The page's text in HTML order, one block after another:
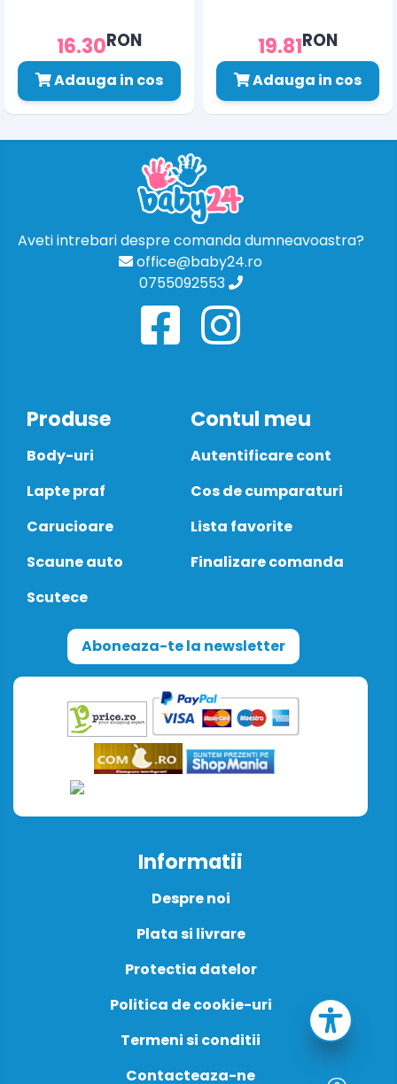
16.30RON
Adauga in cos
19.81RON
Adauga in cos
Aveti intrebari despre comanda dumneavoastra?
office@baby24.ro
0755092553
Produse
Body-uri
Lapte praf
Carucioare
Scaune auto
Scutece
Contul meu
Autentificare cont
Cos de cumparaturi
Lista favorite
Finalizare comanda
Aboneaza-te la newsletter
Informatii
Despre noi
Plata si livrare
Protectia datelor
Politica de cookie-uri
Termeni si conditii
Contacteaza-ne